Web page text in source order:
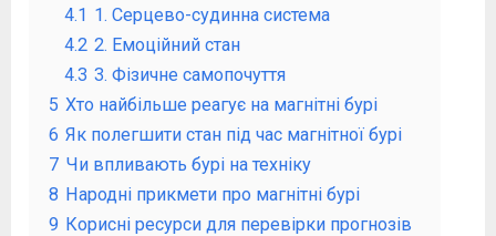
4.1 1. Серцево-судинна система
4.2 2. Емоційний стан
4.3 3. Фізичне самопочуття
5 Хто найбільше реагує на магнітні бурі
6 Як полегшити стан під час магнітної бурі
7 Чи впливають бурі на техніку
8 Народні прикмети про магнітні бурі
9 Корисні ресурси для перевірки прогнозів